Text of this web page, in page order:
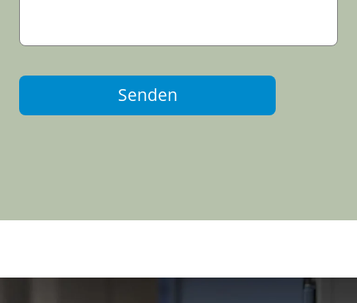
Senden